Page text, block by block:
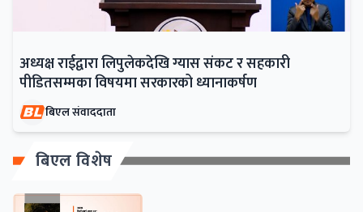
अध्यक्ष राईद्वारा लिपुलेकदेखि ग्यास संकट र सहकारी
पीडितसम्मका विषयमा सरकारको ध्यानाकर्षण
बिएल संवाददाता
बिएल विशेष